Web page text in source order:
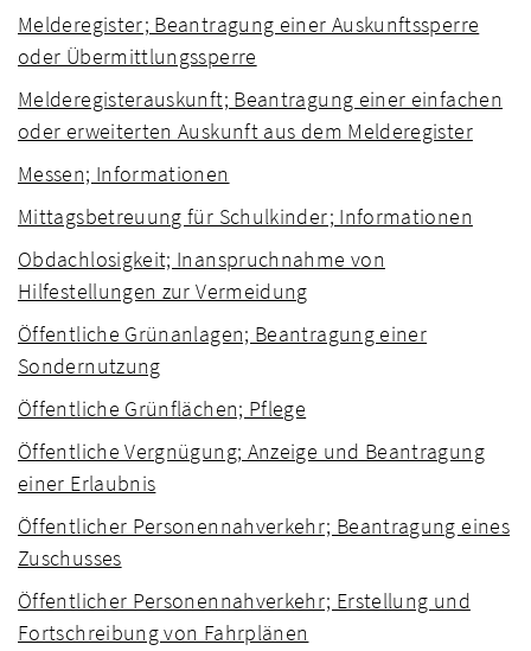
Melderegister; Beantragung einer Auskunftssperre
oder Übermittlungssperre
Melderegisterauskunft; Beantragung einer einfachen
oder erweiterten Auskunft aus dem Melderegister
Messen; Informationen
Mittagsbetreuung für Schulkinder; Informationen
Obdachlosigkeit; Inanspruchnahme von
Hilfestellungen zur Vermeidung
Öffentliche Grünanlagen; Beantragung einer
Sondernutzung
Öffentliche Grünflächen; Pflege
Öffentliche Vergnügung; Anzeige und Beantragung
einer Erlaubnis
Öffentlicher Personennahverkehr; Beantragung eines
Zuschusses
Öffentlicher Personennahverkehr; Erstellung und
Fortschreibung von Fahrplänen